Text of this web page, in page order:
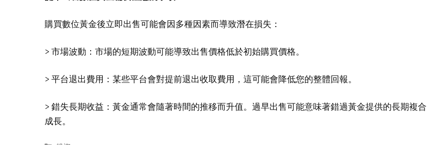
購買數位黃金後立即出售可能會因多種因素而導致潛在損失：
> 市場波動：市場的短期波動可能導致出售價格低於初始購買價格。
> 平台退出費用：某些平台會對提前退出收取費用，這可能會降低您的整體回報。
> 錯失長期收益：黃金通常會隨著時間的推移而升值。過早出售可能意味著錯過黃金提供的長期複合
成長。